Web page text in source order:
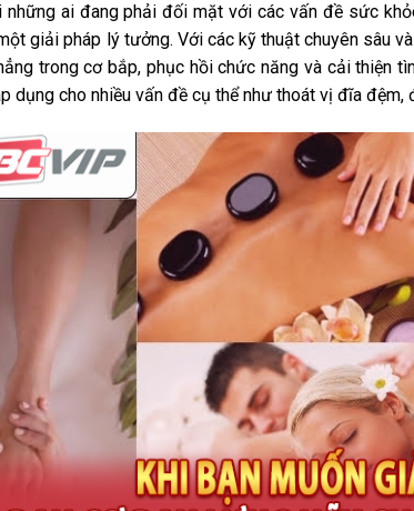
ai đang phải đối mặt với các vấn đề sức
giải pháp lý tưởng. Với các kỹ thuật chuyên sâu
trong cơ bắp, phục hồi chức năng và cải thiện
dụng cho nhiều vấn đề cụ thể như thoát vị đĩa đệm,